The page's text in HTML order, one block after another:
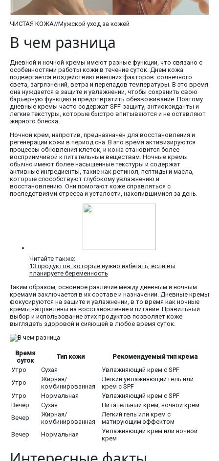
ЧИСТАЯ КОЖА//Мужской уход за кожей
В чем разница
Дневной и ночной кремы имеют разные функции, что связано с
особенностями работы кожи в течение суток. Днем кожа
подвергается воздействию внешних факторов: солнечного
света, загрязнений, ветра и перепадов температуры. В это время
она нуждается в защите и увлажнении, чтобы сохранить свою
барьерную функцию и предотвратить обезвоживание. Поэтому
дневные кремы часто содержат SPF-защиту, антиоксиданты и
легкие текстуры, которые быстро впитываются и не оставляют
жирного блеска.
Ночной крем, напротив, предназначен для восстановления и
регенерации кожи в период сна. В это время активизируются
процессы обновления клеток, и кожа становится более
восприимчивой к питательным веществам. Ночные кремы
обычно имеют более насыщенные текстуры и содержат
активные ингредиенты, такие как ретинол, пептиды и масла,
которые способствуют глубокому увлажнению и
восстановлению. Они помогают коже справляться с
последствиями стресса и усталости, накопившимися за день.
Читайте также:
13 продуктов, которые нужно избегать, если вы
планируете беременность
Таким образом, основное различие между дневным и ночным
кремами заключается в их составе и назначении. Дневные кремы
фокусируются на защите и увлажнении, в то время как ночные
кремы направлены на восстановление и питание. Правильный
выбор и использование этих продуктов позволяет коже
выглядеть здоровой и сияющей в любое время суток.
Время
суток
Тип кожи
Рекомендуемый тип крема
Утро
Сухая
Увлажняющий крем с SPF
Утро
Жирная/
комбинированная
Легкий увлажняющий гель или
крем с SPF
Утро
Нормальная
Увлажняющий крем с SPF
Вечер
Сухая
Питательный крем, ночной крем
Вечер
Жирная/
комбинированная
Легкий гель или крем с
матирующим эффектом
Вечер
Нормальная
Увлажняющий крем или ночной
крем